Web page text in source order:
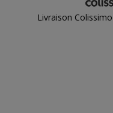
Livraison